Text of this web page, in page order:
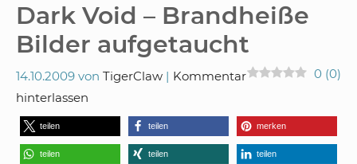
Dark Void – Brandheiße
Bilder aufgetaucht
14.10.2009 von TigerClaw 0 (0)
Kommentar
hinterlassen
teilen teilen merken
teilen teilen teilen